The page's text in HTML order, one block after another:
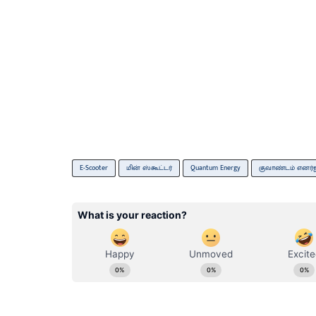
E-Scooter மின் ஸ்கூட்டர் Quantum Energy குவாண்டம்